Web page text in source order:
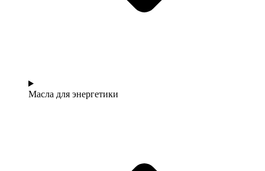
Масла для энергетики